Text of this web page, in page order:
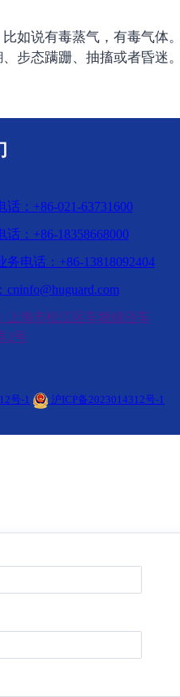
如说有毒蒸气，有毒气
步态蹒跚、抽搐或者昏迷。
话：+86-021-63731600
话：+86-18358668000
务电话：+86-13818092404
cninfo@huguard.com
上海市松江区车墩镇泾车
2号
号-1 沪ICP备2023014312号-1